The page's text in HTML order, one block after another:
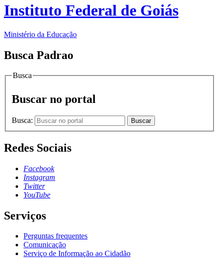
Instituto Federal de Goiás
Ministério da Educação
Busca Padrao
Busca
Buscar no portal
Busca: Buscar
Redes Sociais
Facebook
Instagram
Twitter
YouTube
Serviços
Perguntas frequentes
Comunicação
Serviço de Informação ao Cidadão